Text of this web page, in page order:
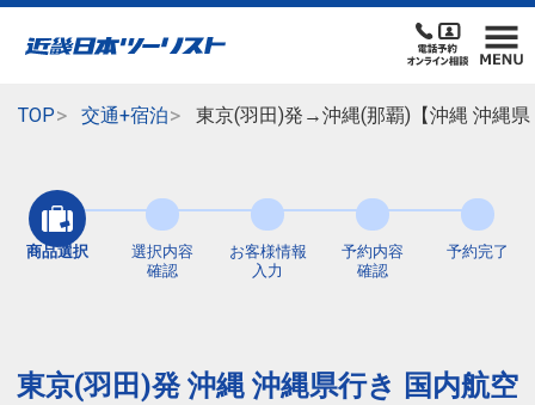
TOP 交通+宿泊 東京(羽田)発→沖縄(那覇)【沖縄 沖縄
商品選択
選択内容
確認
お客様情報
入力
予約内容
確認
予約完了
東京(羽田)発 沖縄 沖縄県行き 国内航空